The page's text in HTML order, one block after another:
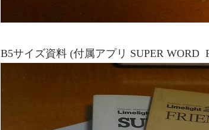
B5サイズ資料 (付属アプリ SUPER